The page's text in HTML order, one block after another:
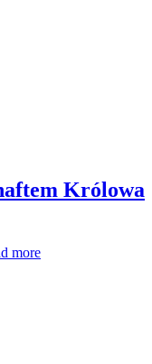
Królowa
more